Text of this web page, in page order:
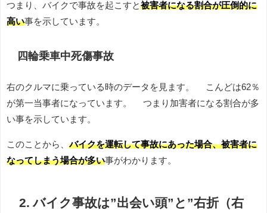
つまり、バイクで事故を起こすと 被害者になる割合が圧倒的に
高い事を示しています。
四輪乗車中死傷事故
右のクルマに乗っている時のデータを見ます。 こんどは62％
が第一当事者になっています。 つまり加害者になる割合が多
い事を示しています。
このことから、バイクを運転して事故にあった場合、被害者に
なってしまう場合が多い事がわかります。
2. バイク事故は”出会い頭”と”右折（右